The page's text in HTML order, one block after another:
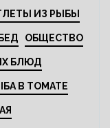
ИЗ РЫБЫ
ОБЩЕСТВО
БЛЮД
В ТОМАТЕ